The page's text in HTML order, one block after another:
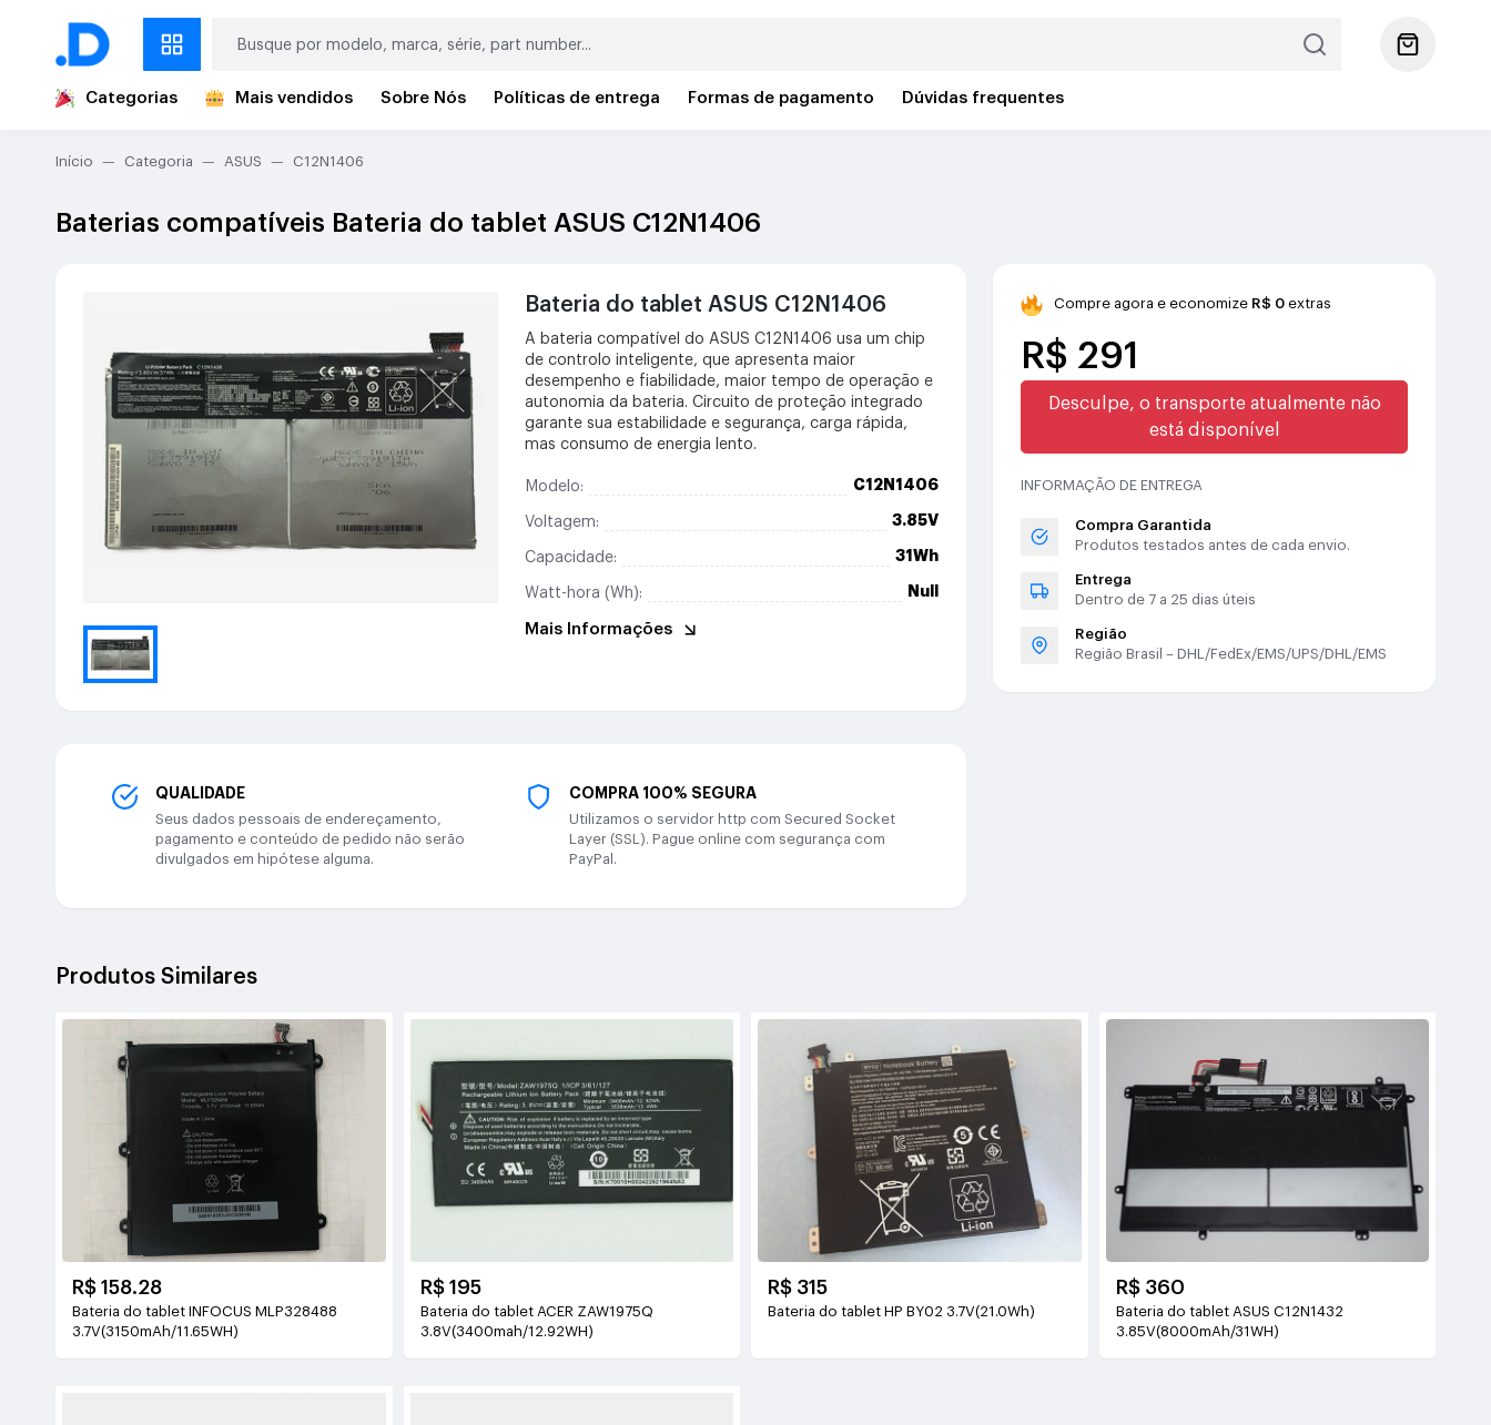
Categorias Mais vendidos Sobre Nós Políticas de entrega Formas de pagamento Dúvidas frequentes
Início Categoria ASUS C12N1406
Baterias compatíveis Bateria do tablet ASUS C12N1406
Bateria do tablet ASUS C12N1406
A bateria compatível do ASUS C12N1406 usa um chip
de controlo inteligente, que apresenta maior
desempenho e fiabilidade, maior tempo de operação e
autonomia da bateria. Circuito de proteção integrado
garante sua estabilidade e segurança, carga rápida,
mas consumo de energia lento.
Modelo: C12N1406
Voltagem: 3.85V
Capacidade: 31Wh
Watt-hora (Wh): Null
Mais Informações
QUALIDADE
Seus dados pessoais de endereçamento,
pagamento e conteúdo de pedido não serão
divulgados em hipótese alguma.
COMPRA 100% SEGURA
Utilizamos o servidor http com Secured Socket
Layer (SSL). Pague online com segurança com
PayPal.
Compre agora e economize R$ 0extras
R$ 291
Desculpe, o transporte atualmente não
está disponível
INFORMAÇÃO DE ENTREGA
Compra Garantida
Produtos testados antes de cada envio.
Entrega
Dentro de 7 a 25 dias úteis
Região
Região Brasil – DHL/FedEx/EMS/UPS/DHL/EMS
Produtos Similares
R$ 158.28
Bateria do tablet INFOCUS MLP328488
3.7V(3150mAh/11.65WH)
R$ 195
Bateria do tablet ACER ZAW1975Q
3.8V(3400mah/12.92WH)
R$ 315
Bateria do tablet HP BY02 3.7V(21.0Wh)
R$ 360
Bateria do tablet ASUS C12N1432
3.85V(8000mAh/31WH)